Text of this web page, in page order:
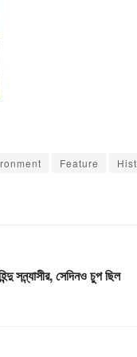
Feature
সন্ন্যাসীর, সেদিনও চুপ ছিল